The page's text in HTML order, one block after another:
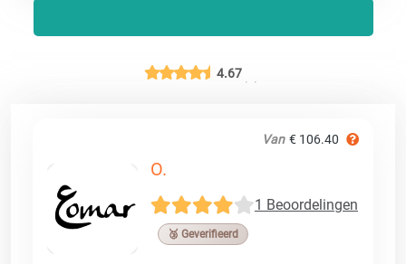
4.67
Van € 106.40
O.
1 Beoordelingen
🥉 Geverifieerd